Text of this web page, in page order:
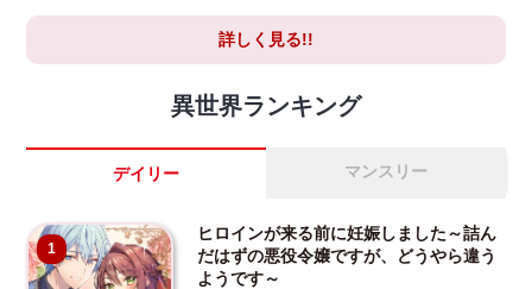
詳しく見る!!
異世界ランキング
デイリー マンスリー
1
ヒロインが来る前に妊娠しました～詰ん
だはずの悪役令嬢ですが、どうやら違う
ようです～